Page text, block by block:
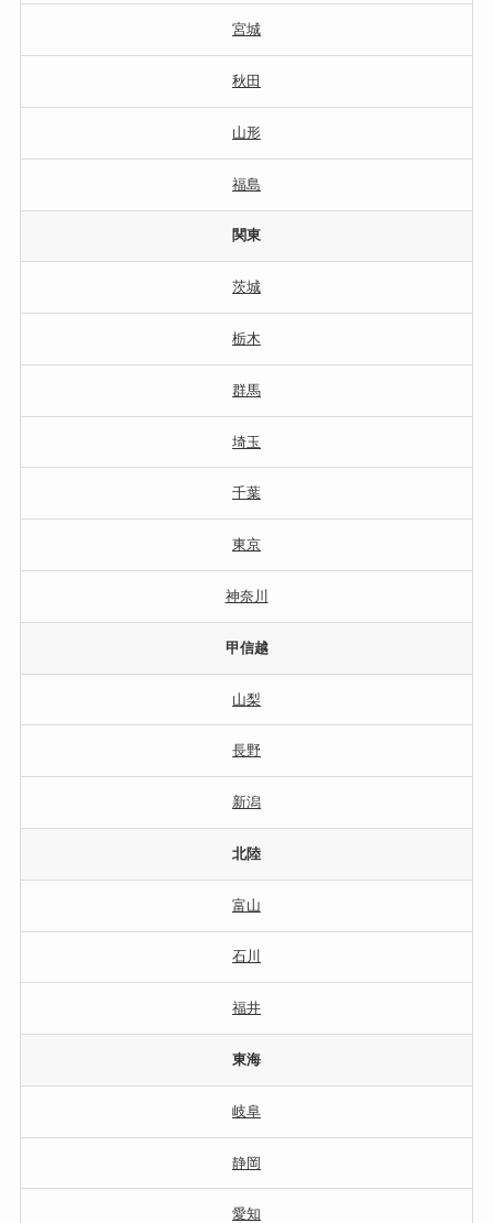
宮城
秋田
山形
福島
関東
茨城
栃木
群馬
埼玉
千葉
東京
神奈川
甲信越
山梨
長野
新潟
北陸
富山
石川
福井
東海
岐阜
静岡
愛知